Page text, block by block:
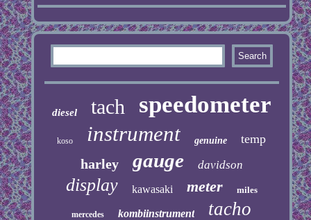
diesel tach speedometer
koso instrument genuine temp
harley gauge davidson
display kawasaki meter miles
mercedes kombiinstrument tacho